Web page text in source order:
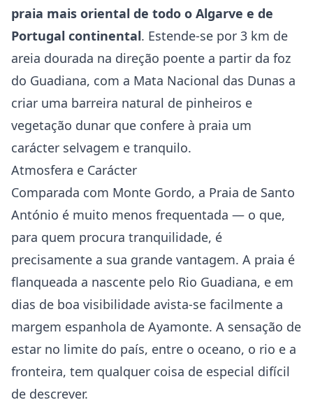
praia mais oriental de todo o Algarve e de
Portugal continental. Estende-se por 3 km de
areia dourada na direção poente a partir da foz
do Guadiana, com a Mata Nacional das Dunas a
criar uma barreira natural de pinheiros e
vegetação dunar que confere à praia um
carácter selvagem e tranquilo.
Atmosfera e Carácter
Comparada com Monte Gordo, a Praia de Santo
António é muito menos frequentada — o que,
para quem procura tranquilidade, é
precisamente a sua grande vantagem. A praia é
flanqueada a nascente pelo Rio Guadiana, e em
dias de boa visibilidade avista-se facilmente a
margem espanhola de Ayamonte. A sensação de
estar no limite do país, entre o oceano, o rio e a
fronteira, tem qualquer coisa de especial difícil
de descrever.